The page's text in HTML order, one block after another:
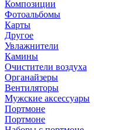
Композиции
Фотоальбомы
Карты
Другое
Увлажнители
Камины
Очистители воздуха
Органайзеры
Вентиляторы
Мужские аксессуары
Портмоне
Портмоне